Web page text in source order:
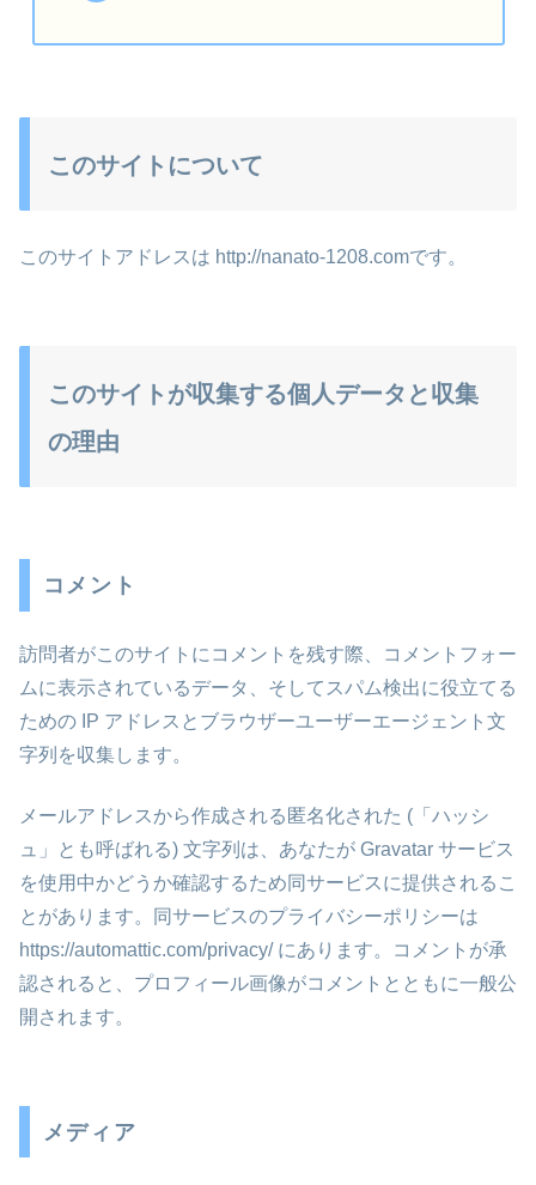
このサイトについて
このサイトアドレスは http://nanato-1208.comです。
このサイトが収集する個人データと収集
の理由
コメント
訪問者がこのサイトにコメントを残す際、コメントフォー
ムに表示されているデータ、そしてスパム検出に役立てる
ための IP アドレスとブラウザーユーザーエージェント文
字列を収集します。
メールアドレスから作成される匿名化された (「ハッシ
ュ」とも呼ばれる) 文字列は、あなたが Gravatar サービス
を使用中かどうか確認するため同サービスに提供されるこ
とがあります。同サービスのプライバシーポリシーは
https://automattic.com/privacy/ にあります。コメントが承
認されると、プロフィール画像がコメントとともに一般公
開されます。
メディア